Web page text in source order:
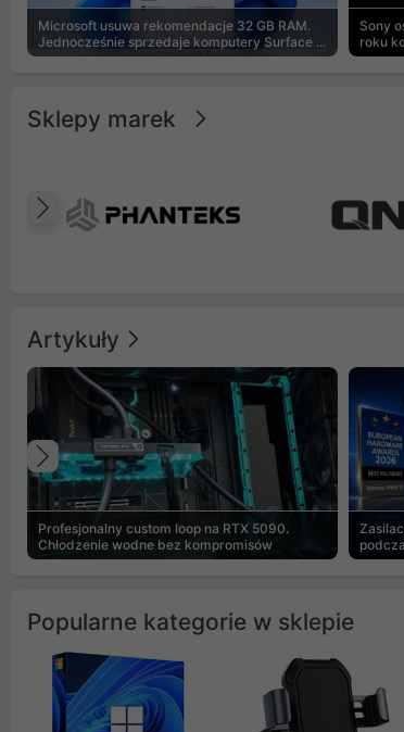
Microsoft usuwa rekomendacje 32 GB RAM.
Jednocześnie sprzedaje komputery Surface z
8 GB
Sony
roku
Sklepy marek
Poprzedni
Artykuły
Profesjonalny custom loop na RTX 5090.
Chłodzenie wodne bez kompromisów
Poprzedni
Popularne kategorie w sklepie